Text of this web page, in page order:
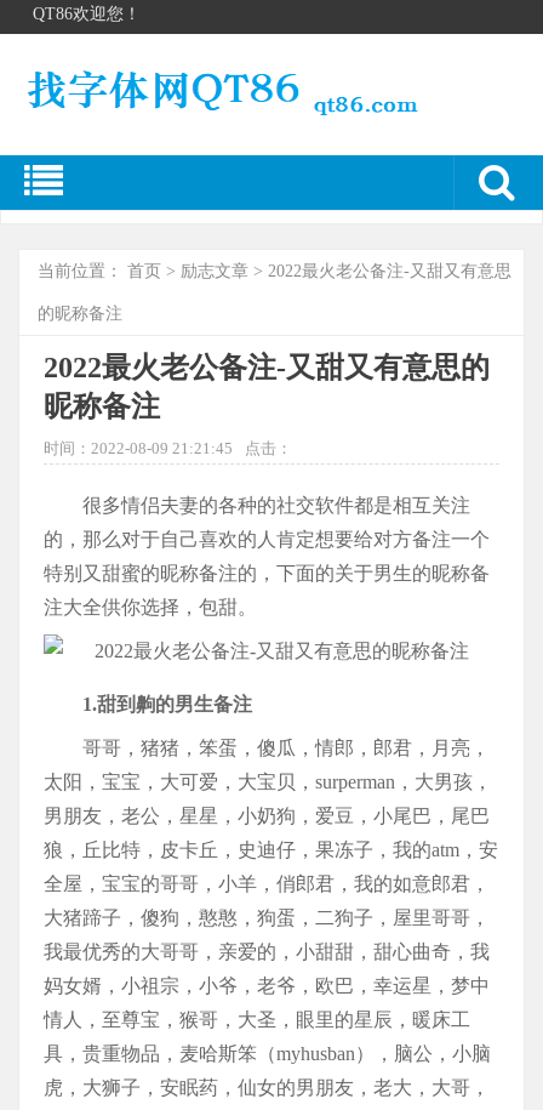
QT86欢迎您！
当前位置： 首页 > 励志文章 > 2022最火老公备注-又甜又有意思
的昵称备注
2022最火老公备注-又甜又有意思的
昵称备注
时间：2022-08-09 21:21:45 点击：
很多情侣夫妻的各种的社交软件都是相互关注
的，那么对于自己喜欢的人肯定想要给对方备注一个
特别又甜蜜的昵称备注的，下面的关于男生的昵称备
注大全供你选择，包甜。
1.甜到齁的男生备注
哥哥，猪猪，笨蛋，傻瓜，情郎，郎君，月亮，
太阳，宝宝，大可爱，大宝贝，surperman，大男孩，
男朋友，老公，星星，小奶狗，爱豆，小尾巴，尾巴
狼，丘比特，皮卡丘，史迪仔，果冻子，我的atm，安
全屋，宝宝的哥哥，小羊，俏郎君，我的如意郎君，
大猪蹄子，傻狗，憨憨，狗蛋，二狗子，屋里哥哥，
我最优秀的大哥哥，亲爱的，小甜甜，甜心曲奇，我
妈女婿，小祖宗，小爷，老爷，欧巴，幸运星，梦中
情人，至尊宝，猴哥，大圣，眼里的星辰，暖床工
具，贵重物品，麦哈斯笨（myhusban），脑公，小脑
虎，大狮子，安眠药，仙女的男朋友，老大，大哥，